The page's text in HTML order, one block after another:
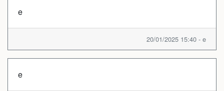
e
20/01/2025 15:40 - e
e